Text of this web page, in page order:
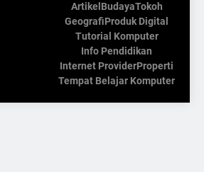
Artikel BudayaTokoh
GeografiProduk Digital
Tutorial Komputer
Info Pendidikan
Internet ProviderProperti
Tempat Belajar Komputer